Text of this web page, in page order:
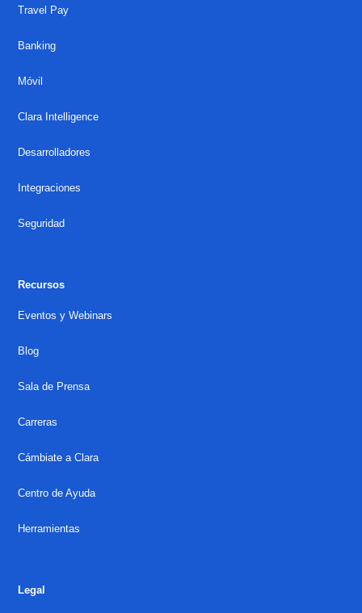
Travel Pay
Banking
Móvil
Clara Intelligence
Desarrolladores
Integraciones
Seguridad
Recursos
Eventos y Webinars
Blog
Sala de Prensa
Carreras
Cámbiate a Clara
Centro de Ayuda
Herramientas
Legal